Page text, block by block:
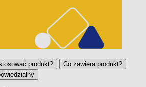
produkt?
Co zawiera produkt?